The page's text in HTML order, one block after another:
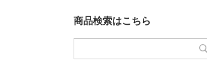
商品検索はこちら